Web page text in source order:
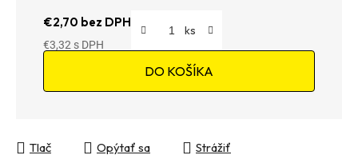
€2,70 bez DPH
€3,32
DO KOŠÍKA
Tlač Opýtať sa Strážiť